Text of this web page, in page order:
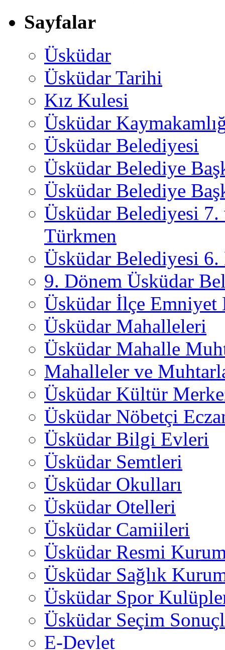
Sayfalar
Üsküdar
Üsküdar Tarihi
Kız Kulesi
Üsküdar
Üsküdar Belediyesi
Üsküdar Belediye
Üsküdar Belediye
Üsküdar Belediyesi
Türkmen
Üsküdar Belediyesi 6.
9. Dönem Üsküdar
Üsküdar İlçe
Üsküdar Mahalleleri
Üsküdar Mahalle
Mahalleler ve
Üsküdar Kültür
Üsküdar Nöbetçi
Üsküdar Bilgi Evleri
Üsküdar Semtleri
Üsküdar Okulları
Üsküdar Otelleri
Üsküdar Camiileri
Üsküdar Resmi
Üsküdar Sağlık
Üsküdar Spor
Üsküdar Seçim
E-Devlet